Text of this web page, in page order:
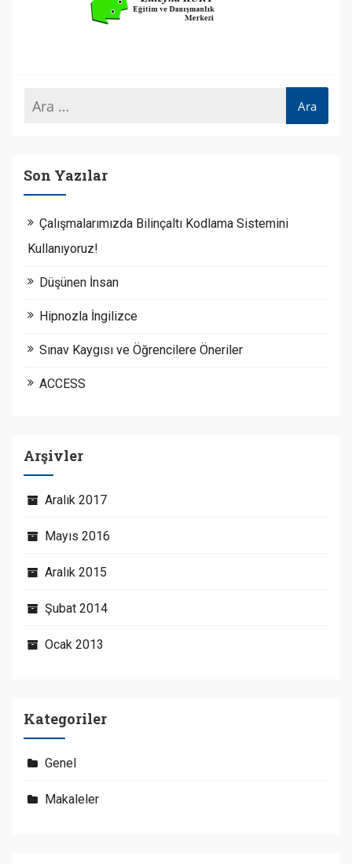
Son Yazılar
Çalışmalarımızda Bilinçaltı Kodlama Sistemini
Kullanıyoruz!
Düşünen İnsan
Hipnozla İngilizce
Sınav Kaygısı ve Öğrencilere Öneriler
ACCESS
Arşivler
Aralık 2017
Mayıs 2016
Aralık 2015
Şubat 2014
Ocak 2013
Kategoriler
Genel
Makaleler